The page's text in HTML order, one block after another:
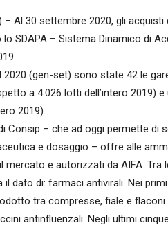
– Al 30 settembre 2020, gli
SDAPA – Sistema Dinamico di
2020 (gen-set) sono state 42 le
a 4.026 lotti dell’intero 2019)
2019).
Consip – che ad oggi permette di
e dosaggio – offre alle
mercato e autorizzati da AIFA.
il dato di: farmaci antivirali. Nei
tra compresse, fiale e
antinfluenzali. Negli ultimi